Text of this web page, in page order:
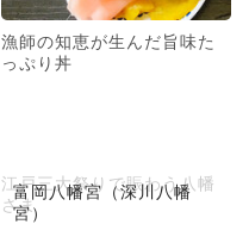
漁師の知恵が生んだ旨味た
っぷり丼
富岡八幡宮（深川八幡
宮）
江戸三大祭りで賑わう八幡
さま